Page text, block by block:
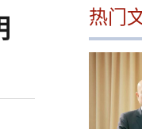
热门